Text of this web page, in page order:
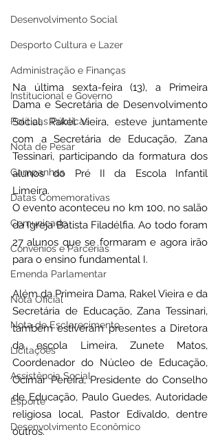
Desenvolvimento Social
Desporto Cultura e Lazer
Administração e Finanças
Institucional e Governo
Políticas Públicas
Nota de Pesar
Campanhas
Datas Comemorativas
Comunicado
Convênios e Parcerias
Emenda Parlamentar
Nota Oficial
Nota de Esclarecimento
Licitações
Assistência Social
Esporte
Desenvolvimento Econômico
Na última sexta-feira (13), a Primeira
Dama e Secretária de Desenvolvimento
Social, Rakel Vieira, esteve juntamente
com a Secretária de Educação, Zana
Tessinari, participando da formatura dos
alunos do Pré II da Escola Infantil
Limeira.
O evento aconteceu no km 100, no salão
da Igreja Batista Filadélfia. Ao todo foram
27 alunos que se formaram e agora irão
para o ensino fundamental I.
Além da Primeira Dama, Rakel Vieira e da
Secretária de Educação, Zana Tessinari,
também estiveram presentes a Diretora
da escola Limeira, Zunete Matos,
Coordenador do Núcleo de Educação,
Ocimar Pereira, Presidente do Conselho
de Educação, Paulo Guedes, Autoridade
religiosa local, Pastor Edivaldo, dentre
outros.